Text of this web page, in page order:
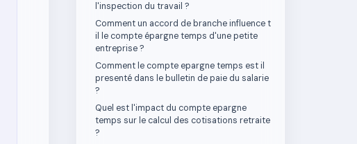
l'inspection du travail ?
Comment un accord de branche influence t
il le compte épargne temps d'une petite
entreprise ?
Comment le compte epargne temps est il
presenté dans le bulletin de paie du salarie
?
Quel est l'impact du compte epargne
temps sur le calcul des cotisations retraite
?